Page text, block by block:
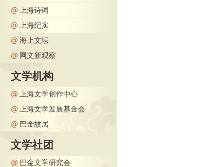
@
上海诗词
@
上海纪实
@ 海上文坛
@ 网文新观察
文学机构
@
上海文学创作中心
@
上海文学发展基金会
@ 巴金故居
文学社团
@ 巴金文学研究会